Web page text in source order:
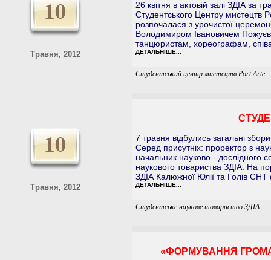
10
Травня, 2012
26 квітня в актовій залі ЗДІА за
Студентського Центру мистецтв
розпочалася з урочистої
Володимиром Івановичем
танцюристам, хореографам,
ДЕТАЛЬНІШЕ...
Студентський центр мистецтв Port Arte
10
Травня, 2012
7 травня відбулись загальні
Серед присутніх: проректор з
начальник науково -
наукового товариства ЗДІА. На
ЗДІА Калюжної Юлії та Голів СНТ
ДЕТАЛЬНІШЕ...
Студентське наукове товариство ЗДІА
«ФОРМУВАННЯ